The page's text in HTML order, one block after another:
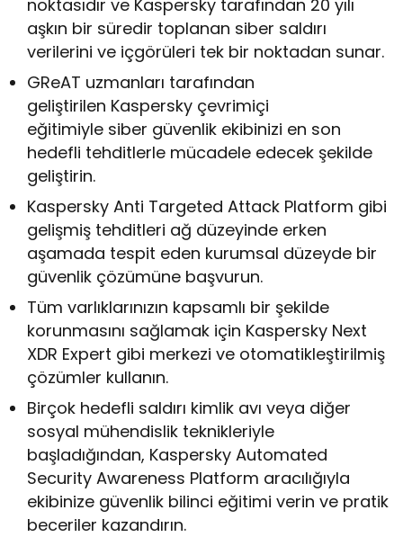
noktasıdır ve Kaspersky tarafından 20 yılı
aşkın bir süredir toplanan siber saldırı
verilerini ve içgörüleri tek bir noktadan sunar.
GReAT uzmanları tarafından
geliştirilen Kaspersky çevrimiçi
eğitimiyle siber güvenlik ekibinizi en son
hedefli tehditlerle mücadele edecek şekilde
geliştirin.
Kaspersky Anti Targeted Attack Platform gibi
gelişmiş tehditleri ağ düzeyinde erken
aşamada tespit eden kurumsal düzeyde bir
güvenlik çözümüne başvurun.
Tüm varlıklarınızın kapsamlı bir şekilde
korunmasını sağlamak için Kaspersky Next
XDR Expert gibi merkezi ve otomatikleştirilmiş
çözümler kullanın.
Birçok hedefli saldırı kimlik avı veya diğer
sosyal mühendislik teknikleriyle
başladığından, Kaspersky Automated
Security Awareness Platform aracılığıyla
ekibinize güvenlik bilinci eğitimi verin ve pratik
beceriler kazandırın.